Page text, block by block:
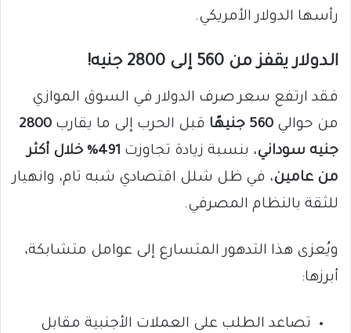
رأسها الدولار الأمريكي.
الدولار يقفز من 560 إلى 2800 جنيه!
فقد ارتفع سعر صرف الدولار في السوق الموازي
من حوالي 560 جنيهًا قبل الحرب إلى ما يقارب 2800
جنيه سوداني، بنسبة زيادة تجاوزت
491% خلال أكثر
من عامين، في ظل شلل اقتصادي شبه تام، وانهيار
للثقة بالنظام المصرفي.
ويُعزى هذا التدهور المتسارع إلى عوامل متشابكة،
أبرزها:
تصاعد الطلب على العملات الأجنبية مقابل